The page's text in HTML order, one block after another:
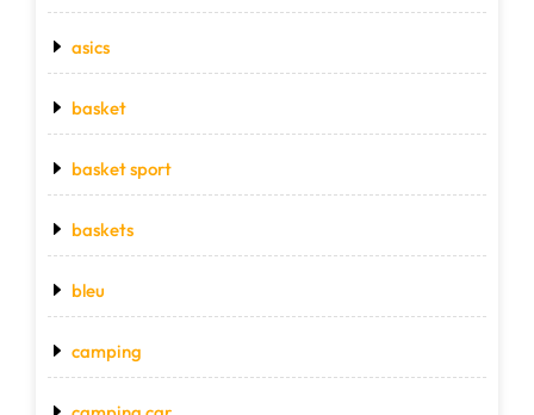
asics
basket
basket sport
baskets
bleu
camping